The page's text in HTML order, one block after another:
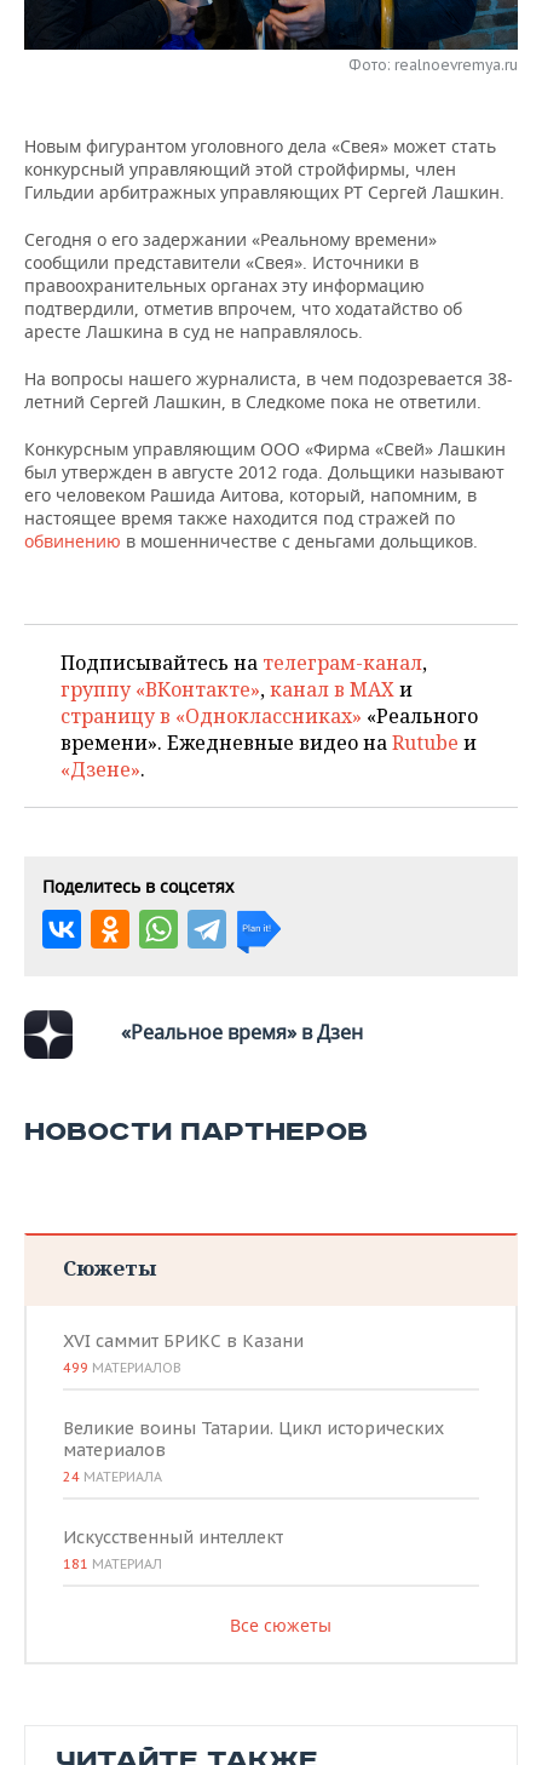
НЕФТЕХИМИЯ
ЭНЕРГЕТИКА
РОЗНИЧНАЯ ТОРГОВЛЯ
УСЛУГИ
НОВОСТИ ТЕХНОЛОГИЙ
МЕДИА
МЕРОПРИЯТИЯ
ВЫЕЗДНАЯ РЕДАКЦИЯ
ONLINE-КОНФЕРЕНЦИИ
ОТКРЫТАЯ ЛЕКЦИЯ
НОВОСТИ СПОРТА
ХОККЕЙ
БАСКЕТБОЛ
ВОЛЕЙБОЛ
ФИГУРНОЕ КАТАНИЕ
ВОДНЫЕ ВИДЫ СПОРТА
ОБЩЕСТВО
ВЛАСТЬ
ИНФРАСТРУКТУРА
ИСТОРИЯ
МЕДИЦИНА
ОБРАЗОВАНИЕ
СЮЖЕТЫ
СПРАВОЧНИК
СПИСОК ПЕРСОН
ПОЛНАЯ ВЕРСИЯ
Фото: realnoevremya.ru
Новым фигурантом уголовного дела «Свея» может стать
конкурсный управляющий этой стройфирмы, член
Гильдии арбитражных управляющих РТ Сергей Лашкин.
Сегодня о его задержании «Реальному времени»
сообщили представители «Свея». Источники в
правоохранительных органах эту информацию
подтвердили, отметив впрочем, что ходатайство об
аресте Лашкина в суд не направлялось.
На вопросы нашего журналиста, в чем подозревается 38-
летний Сергей Лашкин, в Следкоме пока не ответили.
Конкурсным управляющим ООО «Фирма «Свей» Лашкин
был утвержден в августе 2012 года. Дольщики называют
его человеком Рашида Аитова, который, напомним, в
настоящее время также находится под стражей по
обвинению в мошенничестве с деньгами дольщиков.
Подписывайтесь на телеграм-канал,
группу «ВКонтакте»,канал в MAXи
страницу в «Одноклассниках» «Реального
времени». Ежедневные видео наRutube и
«Дзене».
Поделитесь в соцсетях
«Реальное время» в Дзен
НОВОСТИ ПАРТНЕРОВ
Сюжеты
XVI саммит БРИКС в Казани
499 МАТЕРИАЛОВ
Великие воины Татарии. Цикл исторических
материалов
24 МАТЕРИАЛА
Искусственный интеллект
181 МАТЕРИАЛ
Все сюжеты